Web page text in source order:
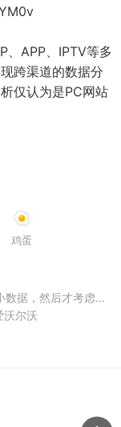
、APP、IPTV等多
跨渠道的数据分
仅认为是PC网站
鸡蛋
后才考虑大数据吧！
沃尔沃